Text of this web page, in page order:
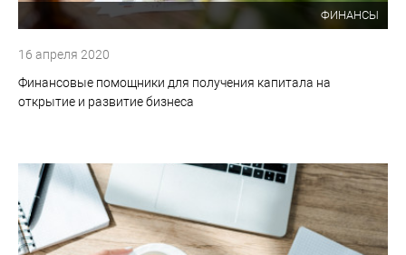
ФИНАНСЫ
16 апреля 2020
Финансовые помощники для получения капитала на
открытие и развитие бизнеса